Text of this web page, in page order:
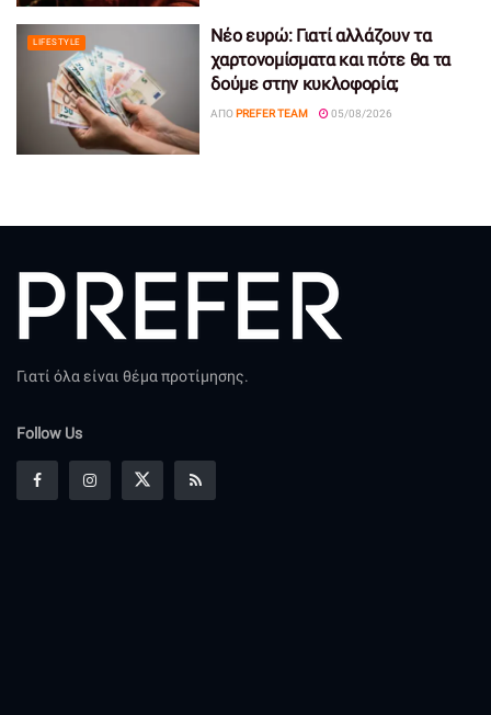
LIFESTYLE
Νέο ευρώ: Γιατί αλλάζουν τα
χαρτονομίσματα και πότε θα τα
δούμε στην κυκλοφορία;
ΑΠΌ PREFER TEAM 05/08/2026
Γιατί όλα είναι θέμα προτίμησης.
Follow Us